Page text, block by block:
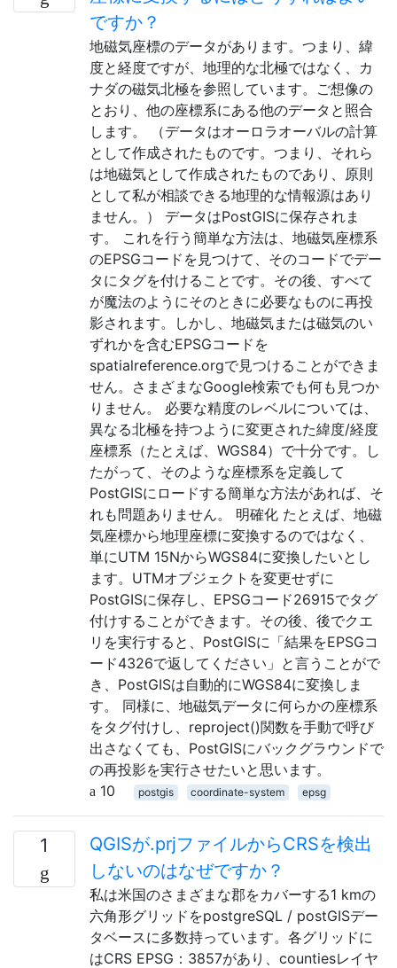
ですか？
地磁気座標のデータがあります。つまり、緯
度と経度ですが、地理的な北極ではなく、カ
ナダの磁気北極を参照しています。ご想像の
とおり、他の座標系にある他のデータと照合
します。 （データはオーロラオーバルの計算
として作成されたものです。つまり、それら
は地磁気として作成されたものであり、原則
として私が相談できる地理的な情報源はあり
ません。） データはPostGISに保存されま
す。 これを行う簡単な方法は、地磁気座標系
のEPSGコードを見つけて、そのコードでデー
タにタグを付けることです。その後、すべて
が魔法のようにそのときに必要なものに再投
影されます。しかし、地磁気または磁気のい
ずれかを含むEPSGコードを
spatialreference.orgで見つけることができま
せん。さまざまなGoogle検索でも何も見つか
りません。 必要な精度のレベルについては、
異なる北極を持つように変更された緯度/経度
座標系（たとえば、WGS84）で十分です。し
たがって、そのような座標系を定義して
PostGISにロードする簡単な方法があれば、そ
れも問題ありません。 明確化 たとえば、地磁
気座標から地理座標に変換するのではなく、
単にUTM 15NからWGS84に変換したいとし
ます。UTMオブジェクトを変更せずに
PostGISに保存し、EPSGコード26915でタグ
付けすることができます。その後、後でクエ
リを実行すると、PostGISに「結果をEPSGコ
ード4326で返してください」と言うことがで
き、PostGISは自動的にWGS84に変換しま
す。 同様に、地磁気データに何らかの座標系
をタグ付けし、reproject()関数を手動で呼び
出さなくても、PostGISにバックグラウンドで
の再投影を実行させたいと思います。
10
postgis coordinate-system epsg
1
QGISが.prjファイルからCRSを検出
しないのはなぜですか？
私は米国のさまざまな郡をカバーする1 kmの
六角形グリッドをpostgreSQL / postGISデー
タベースに多数持っています。各グリッドに
はCRS EPSG：3857があり、countiesレイヤ